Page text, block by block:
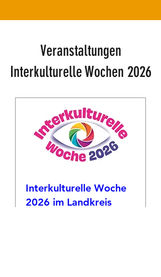
Veranstaltungen
Interkulturelle Wochen 2026
Interkulturelle Woche
2026 im Landkreis